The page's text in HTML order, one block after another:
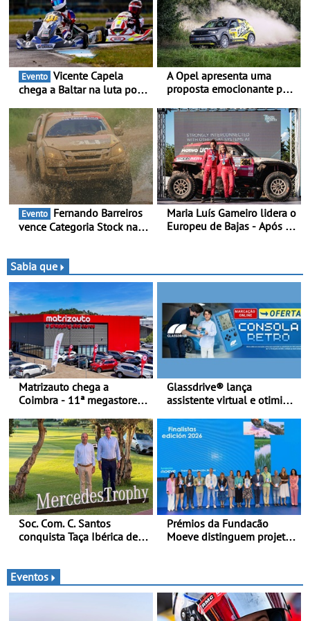
Evento
chega a Baltar na luta por
Piloto de Beja disputa a 3ª
ronda do RMC Portugal
com ambição renovada de
regressar ao pódio
A Opel apresenta uma
proposta emocionante para
Novo automóvel de
competição, um calendário
apelativo e uma equipa
júnior competitiva
Evento
vence Categoria Stock na
triunfo para o Mundial de
Bajas
Maria Luís Gameiro lidera o
Europeu de Bajas - Após a
Sabia que
Matrizauto chega a
Coimbra - 11ª megastore
na Região Centro
Glassdrive® lança
assistente virtual e otimiza
Portugal - A Assistente
“Ana” está disponível 24
horas por dia e reforça o
suporte contínuo ao cliente
Soc. Com. C. Santos
conquista Taça Ibérica de
Prémios da Fundacão
Moeve distinguem projeto
Eventos